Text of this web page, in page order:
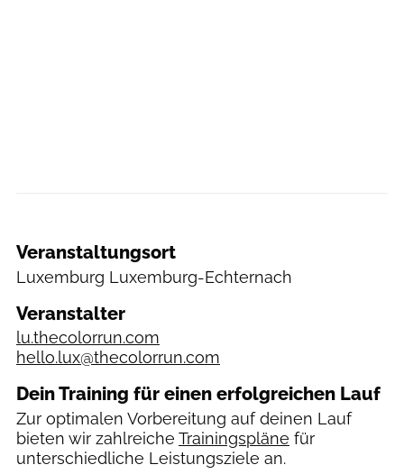
Veranstaltungsort
Luxemburg Luxemburg-Echternach
Veranstalter
lu.thecolorrun.com
hello.lux@thecolorrun.com
Dein Training für einen erfolgreichen Lauf
Zur optimalen Vorbereitung auf deinen Lauf
bieten wir zahlreiche Trainingspläne für
unterschiedliche Leistungsziele an.